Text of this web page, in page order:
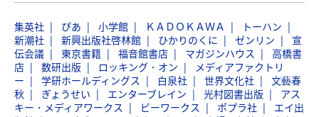
集英社 ぴあ 小学館 ＫＡＤＯＫＡＷＡ
トーハン
新潮社
新興出版社啓林館 ひかりのくに ゼンリン
宣
伝会議
東京書籍 福音館書店 マガジンハウス
高橋書
店
数研出版 ロッキング・オン
メディアファクトリ
ー
学研ホールディングス 白泉社 世界文化社
文藝春
秋
ぎょうせい エンターブレイン 光村図書出版
アス
キー・メディアワークス
ビーワークス ポプラ社
エイ出